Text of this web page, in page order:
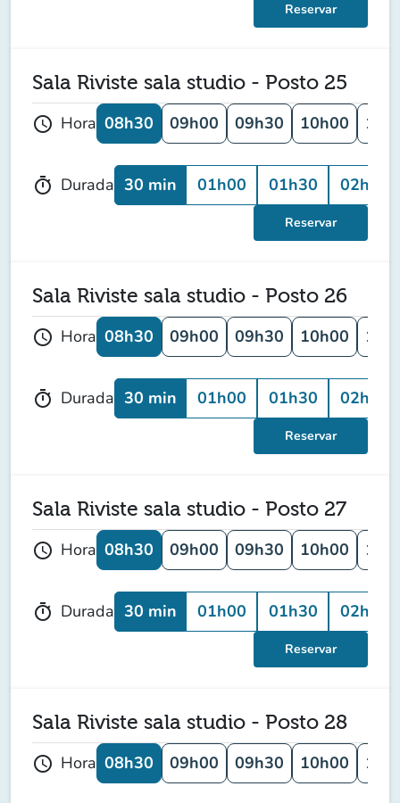
Reservar
Sala Riviste sala studio - Posto 25
schedule Hora 08h30 09h00 09h30 10h00
timer Durada 30 min 01h00 01h30 02h00
Reservar
Sala Riviste sala studio - Posto 26
schedule Hora 08h30 09h00 09h30 10h00
timer Durada 30 min 01h00 01h30 02h00
Reservar
Sala Riviste sala studio - Posto 27
schedule Hora 08h30 09h00 09h30 10h00
timer Durada 30 min 01h00 01h30 02h00
Reservar
Sala Riviste sala studio - Posto 28
schedule Hora 08h30 09h00 09h30 10h00